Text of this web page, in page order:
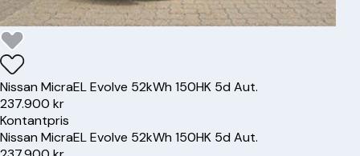
NissanMicraEL Evolve 52kWh 150HK 5d Aut.
237.900 kr
Kontantpris
NissanMicraEL Evolve 52kWh 150HK 5d Aut.